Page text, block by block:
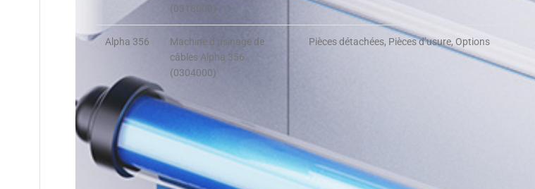
(0318000)
Alpha 356
Machine d’usinage de
câbles Alpha 356
(0304000)
Pièces détachées, Pièces d’usure, Options